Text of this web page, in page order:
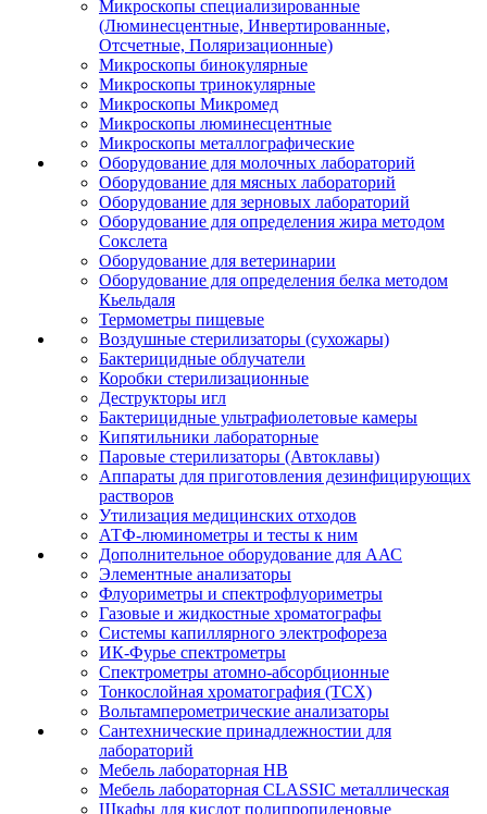
Микроскопы специализированные
(Люминесцентные, Инвертированные,
Отсчетные, Поляризационные)
Микроскопы бинокулярные
Микроскопы тринокулярные
Микроскопы Микромед
Микроскопы люминесцентные
Микроскопы металлографические
Оборудование для молочных лабораторий
Оборудование для мясных лабораторий
Оборудование для зерновых лабораторий
Оборудование для определения жира методом
Сокслета
Оборудование для ветеринарии
Оборудование для определения белка методом
Кьельдаля
Термометры пищевые
Воздушные стерилизаторы (сухожары)
Бактерицидные облучатели
Коробки стерилизационные
Деструкторы игл
Бактерицидные ультрафиолетовые камеры
Кипятильники лабораторные
Паровые стерилизаторы (Автоклавы)
Аппараты для приготовления дезинфицирующих
растворов
Утилизация медицинских отходов
АТФ-люминометры и тесты к ним
Дополнительное оборудование для ААС
Элементные анализаторы
Флуориметры и спектрофлуориметры
Газовые и жидкостные хроматографы
Системы капиллярного электрофореза
ИК-Фурье спектрометры
Спектрометры атомно-абсорбционные
Тонкослойная хроматография (ТСХ)
Вольтамперометрические анализаторы
Сантехнические принадлежностии для
лабораторий
Мебель лабораторная НВ
Мебель лабораторная CLASSIC металлическая
Шкафы для кислот полипропиленовые